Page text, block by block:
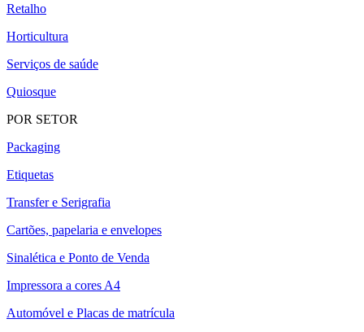
Retalho
Horticultura
Serviços de saúde
Quiosque
POR SETOR
Packaging
Etiquetas
Transfer e Serigrafia
Cartões, papelaria e envelopes
Sinalética e Ponto de Venda
Impressora a cores A4
Automóvel e Placas de matrícula